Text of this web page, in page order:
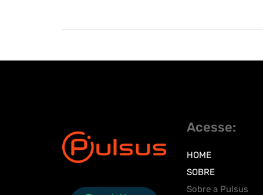
Acesse:
HOME
SOBRE
Sobre a Pulsus